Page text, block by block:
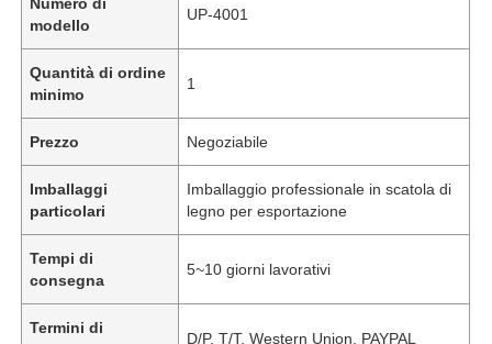
modello
UP-4001
Quantità di ordine
minimo
1
Prezzo Negoziabile
Imballaggi
particolari
Imballaggio professionale in scatola di
legno per esportazione
Tempi di
consegna
5~10 giorni lavorativi
Termini di
D/P, T/T, Western Union, PAYPAL